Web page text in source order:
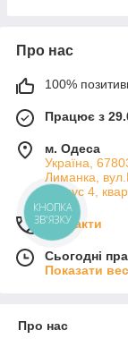
Про нас
100%
Працює з
м. Одеса
Україна,
Лиманка,
корпус 4,
Контакти
Сьогодні
Показати
Про нас
КНОПКА
ЗВ'ЯЗКУ